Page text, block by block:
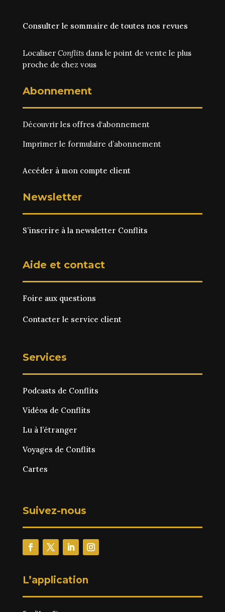
Consulter le sommaire de toutes nos revues
Localiser Conflitsdans le point de vente le plus
proche de chez vous
Abonnement
Découvrir les offres d‘abonnement
Imprimer le formulaire d’abonnement
Accéder à mon compte client
Newsletter
S’inscrire à la newsletter Conflits
Aide et contact
Foire aux questions
Contacter le service client
Services
Podcasts de Conflits
Vidéos de Conflits
Lu à l’étranger
Voyages de Conflits
Cartes
Suivez-nous
L’application